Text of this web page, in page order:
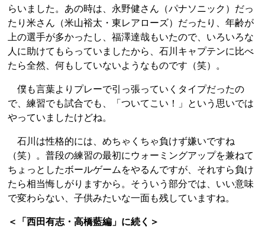
らいました。あの時は、永野健さん（パナソニック）だっ
たり米さん（米山裕太・東レアローズ）だったり、年齢が
上の選手が多かったし、福澤達哉もいたので、いろいろな
人に助けてもらっていましたから、石川キャプテンに比べ
たら全然、何もしていないようなものです（笑）。
僕も言葉よりプレーで引っ張っていくタイプだったの
で、練習でも試合でも、「ついてこい！」という思いでは
やっていましたけどね。
石川は性格的には、めちゃくちゃ負けず嫌いですね
（笑）。普段の練習の最初にウォーミングアップを兼ねて
ちょっとしたボールゲームをやるんですが、それすら負け
たら相当悔しがりますから。そういう部分では、いい意味
で変わらない、子供みたいな一面も残していますね。
＜「西田有志・高橋藍編」に続く＞